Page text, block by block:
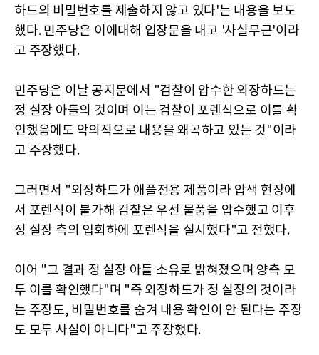
하드의 비밀번호를 제출하지 않고 있다'는 내용을 보도
했다. 민주당은 이에대해 입장문을 내고 '사실무근'이라
고 주장했다.
민주당은 이날 공지문에서 "검찰이 압수한 외장하드는
정 실장 아들의 것이며 이는 검찰이 포렌식으로 이를 확
인했음에도 악의적으로 내용을 왜곡하고 있는 것"이라
고 주장했다.
그러면서 "외장하드가 애플전용 제품이라 압색 현장에
서 포렌식이 불가해 검찰은 우선 물품을 압수했고 이후
정 실장 측의 입회하에 포렌식을 실시했다"고 전했다.
이어 "그 결과 정 실장 아들 소유로 밝혀졌으며 양측 모
두 이를 확인했다"며 "즉 외장하드가 정 실장의 것이라
는 주장도, 비밀번호를 숨겨 내용 확인이 안 된다는 주장
도 모두 사실이 아니다"고 주장했다.